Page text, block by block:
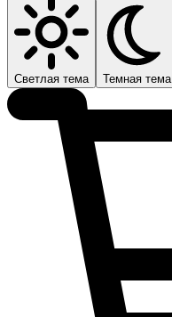
Светлая тема Темная тема